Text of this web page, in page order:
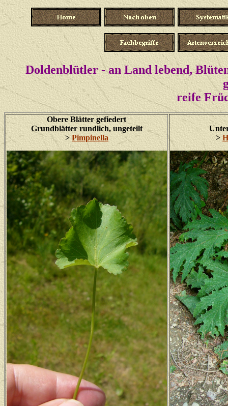
Doldenblütler - an Land lebend,
reife
Obere Blätter gefiedert
Grundblätter rundlich, ungeteilt
>Pimpinella
>